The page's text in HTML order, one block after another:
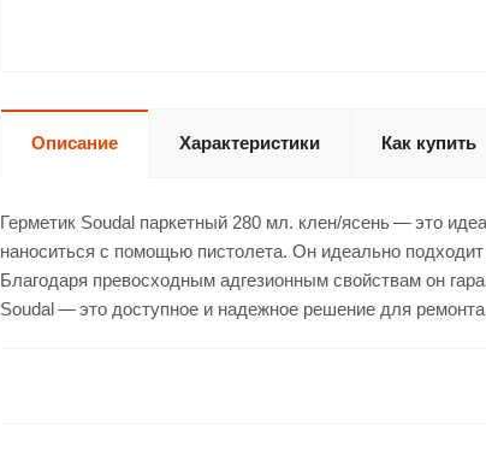
Описание Характеристики Как купить
Герметик Soudal паркетный 280 мл. клен/ясень — это
наноситься с помощью пистолета. Он идеально
Благодаря превосходным адгезионным свойствам он
Soudal — это доступное и надежное решение для